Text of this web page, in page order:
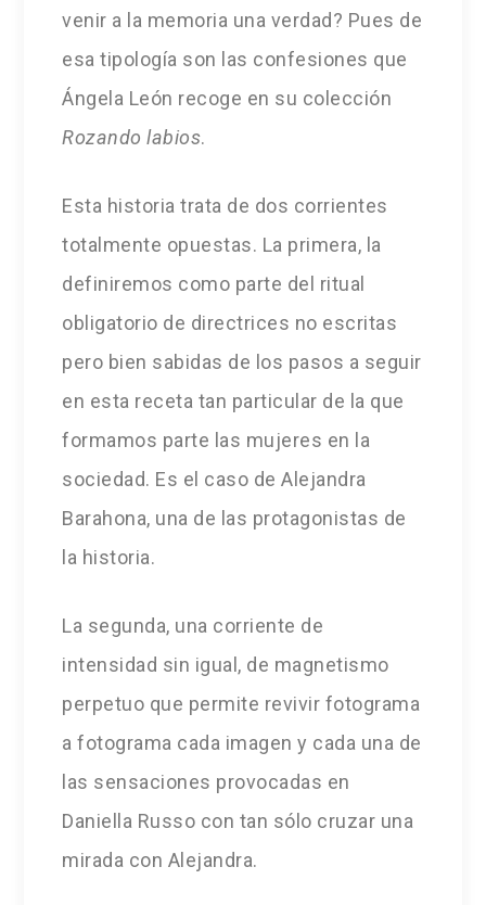
venir a la memoria una verdad? Pues de
esa tipología son las confesiones que
Ángela León recoge en su colección
Rozando labios.
Esta historia trata de dos corrientes
totalmente opuestas. La primera, la
definiremos como parte del ritual
obligatorio de directrices no escritas
pero bien sabidas de los pasos a seguir
en esta receta tan particular de la que
formamos parte las mujeres en la
sociedad. Es el caso de Alejandra
Barahona, una de las protagonistas de
la historia.
La segunda, una corriente de
intensidad sin igual, de magnetismo
perpetuo que permite revivir fotograma
a fotograma cada imagen y cada una de
las sensaciones provocadas en
Daniella Russo con tan sólo cruzar una
mirada con Alejandra.